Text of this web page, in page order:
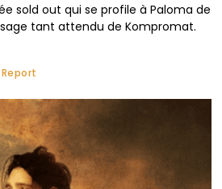
sold out qui se profile à Paloma de
tant attendu de Kompromat.